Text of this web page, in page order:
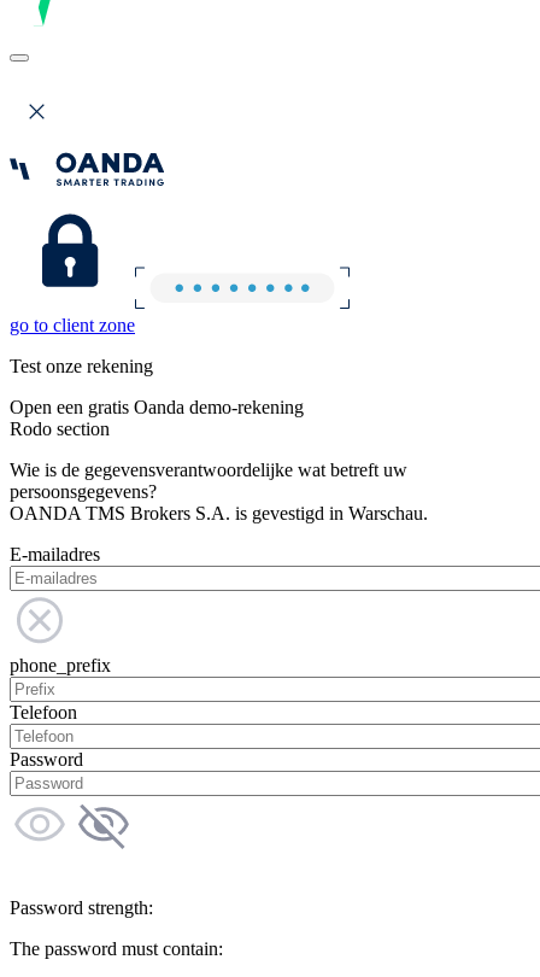
go to client zone
Test onze rekening
Open een gratis Oanda demo-rekening
Rodo section
Wie is de gegevensverantwoordelijke wat betreft uw
persoonsgegevens?
OANDA TMS Brokers S.A. is gevestigd in Warschau.
E-mailadres
phone_prefix
Telefoon
Password
Password strength:
The password must contain: